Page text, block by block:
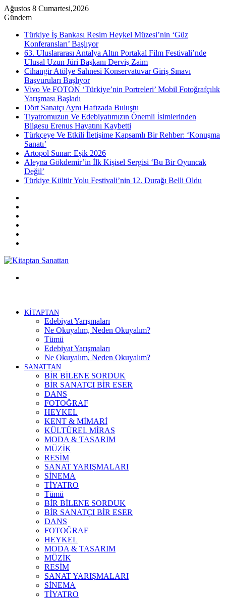
Ağustos 8 Cumartesi,2026
Gündem
Türkiye İş Bankası Resim Heykel Müzesi’nin ‘Güz
Konferansları’ Başlıyor
63. Uluslararası Antalya Altın Portakal Film Festivali’nde
Ulusal Uzun Jüri Başkanı Derviş Zaim
Cihangir Atölye Sahnesi Konservatuvar Giriş Sınavı
Başvuruları Başlıyor
Vivo Ve FOTON ‘Türkiye’nin Portreleri’ Mobil Fotoğrafçılık
Yarışması Başladı
Dört Sanatçı Aynı Hafızada Buluştu
Tiyatromuzun Ve Edebiyatımızın Önemli İsimlerinden
Bilgesu Erenus Hayatını Kaybetti
Türkçeye Ve Etkili İletişime Kapsamlı Bir Rehber: ‘Konuşma
Sanatı’
Artopol Sunar: Eşik 2026
Aleyna Gökdemir’in İlk Kişisel Sergisi ‘Bu Bir Oyuncak
Değil’
Türkiye Kültür Yolu Festivali’nin 12. Durağı Belli Oldu
KİTAPTAN
Edebiyat Yarışmaları
Ne Okuyalım, Neden Okuyalım?
Tümü
Edebiyat Yarışmaları
Ne Okuyalım, Neden Okuyalım?
SANATTAN
BİR BİLENE SORDUK
BİR SANATÇI BİR ESER
DANS
FOTOĞRAF
HEYKEL
KENT & MİMARİ
KÜLTÜREL MİRAS
MODA & TASARIM
MÜZİK
RESİM
SANAT YARIŞMALARI
SİNEMA
TİYATRO
Tümü
BİR BİLENE SORDUK
BİR SANATÇI BİR ESER
DANS
FOTOĞRAF
HEYKEL
MODA & TASARIM
MÜZİK
RESİM
SANAT YARIŞMALARI
SİNEMA
TİYATRO